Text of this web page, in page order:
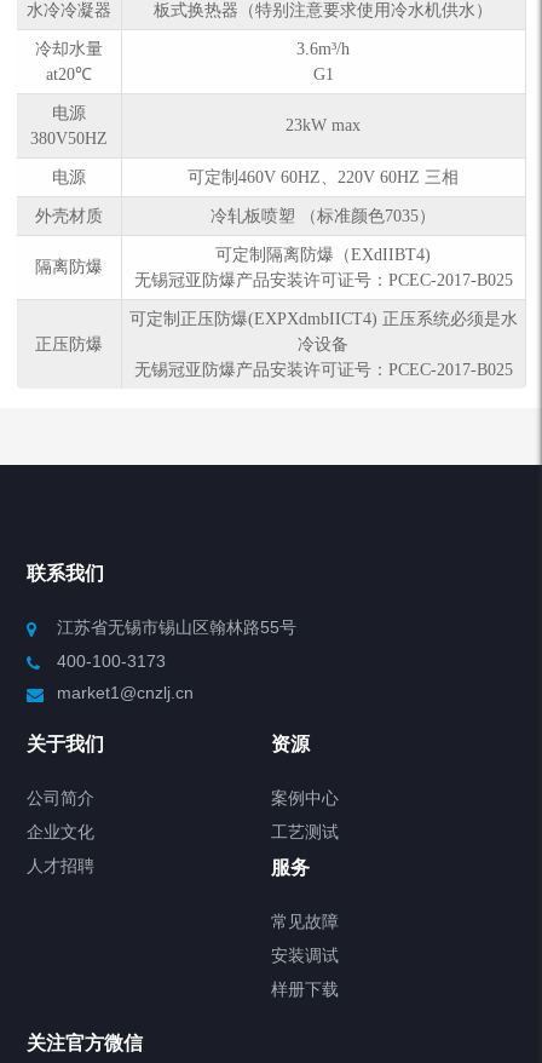
水冷冷凝器 板式换热器（特别注意要求使用冷水机供水）
冷却水量
at20℃
3.6m³/h
G1
电源
380V50HZ
23kW max
电源 可定制460V 60HZ、220V 60HZ 三相
外壳材质 冷轧板喷塑 （标准颜色7035）
隔离防爆
可定制隔离防爆（EXdIIBT4)
无锡冠亚防爆产品安装许可证号：PCEC-2017-B025
正压防爆
可定制正压防爆(EXPXdmbIICT4) 正压系统必须是水
冷设备
无锡冠亚防爆产品安装许可证号：PCEC-2017-B025
联系我们
江苏省无锡市锡山区翰林路55号
400-100-3173
market1@cnzlj.cn
关于我们
公司简介
企业文化
人才招聘
资源
案例中心
工艺测试
服务
常见故障
安装调试
样册下载
关注官方微信